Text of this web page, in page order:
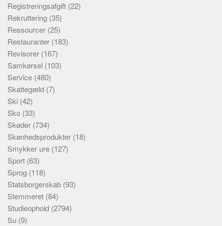
Registreringsafgift (22)
Rekruttering (35)
Ressourcer (25)
Restauranter (183)
Revisorer (167)
Samkørsel (103)
Service (480)
Skattegæld (7)
Ski (42)
Sko (33)
Skøder (734)
Skønhedsprodukter (18)
Smykker ure (127)
Sport (63)
Sprog (118)
Statsborgerskab (93)
Stemmeret (84)
Studieophold (2794)
Su (9)